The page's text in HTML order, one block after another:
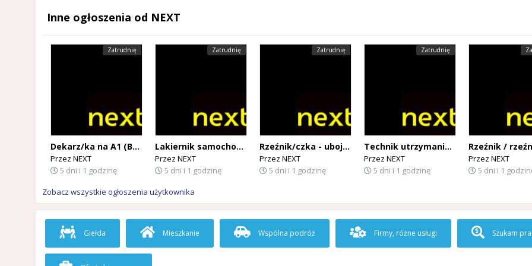
Inne ogłoszenia od NEXT
Zatrudnię
Dekarz/ka na A1 (BELGIA)
Przez NEXT
5 dni i 1 godzinę
Zatrudnię
Lakiernik samochodowy na A1 (BELGIA)
Przez NEXT
5 dni i 1 godzinę
Zatrudnię
Rzeźnik/czka - ubojowiec – BEZ JĘZYKA – kontrakt bezpośredni! (BELGIA)
Przez NEXT
5 dni i 1 godzinę
Zatrudnię
Technik utrzymania ruchu – zakłady mięsne (Belgia)
Przez NEXT
5 dni i 1 godzinę
Przez NEXT
5 dni i 1
Zobacz wszystkie ogłoszenia użytkownika
Giełda Mieszkanie Wspólna podróż Firmy, różne usługi Szukam